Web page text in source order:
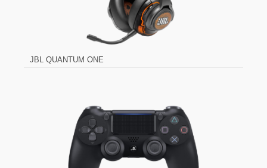
JBL QUANTUM ONE